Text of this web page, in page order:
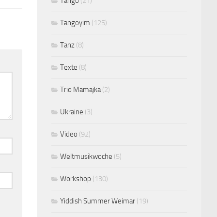
Tangoyim (125)
Tanz (8)
Texte (8)
Trio Mamajka (2)
Ukraine (3)
Video (92)
Weltmusikwoche (5)
Workshop (130)
Yiddish Summer Weimar (19)